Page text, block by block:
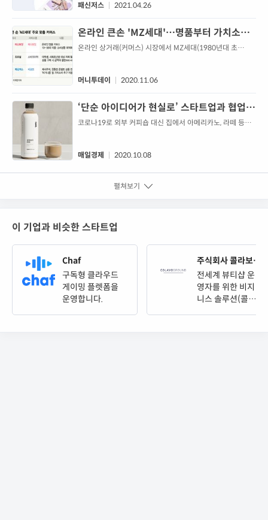
소비 등 신뢰할 수 있는 가치 소비 기준에 따른 상품과 브랜드
패신저스 2021.04.26
온라인 큰손 'MZ세대'…명품부터 가치소비
'플렉스' - 머니투데이
온라인 상거래(커머스) 시장에서 MZ세대(1980년대 초
머니투데이
2020.11.06
‘단순 아이디어가 현실로’ 스타트업과 협업하
는 식품업계, 새로운 먹거리 찾고 벤처기업은
코로나19로 외부 커피숍 대신 집에서 아메리카노, 라떼 등을
될 수밖에 없을 터. ‘커피를 마음껏 마시고 싶지만 건강
매일경제 2020.10.08
펼쳐보기
이 기업과 비슷한 스타트업
Chaf
구독형 클라우드
게이밍 플렛폼을
운영합니다.
주식회사 콜라보그
라운드
전세계 뷰티샵 운
영자를 위한 비지
니스 솔루션(콜라